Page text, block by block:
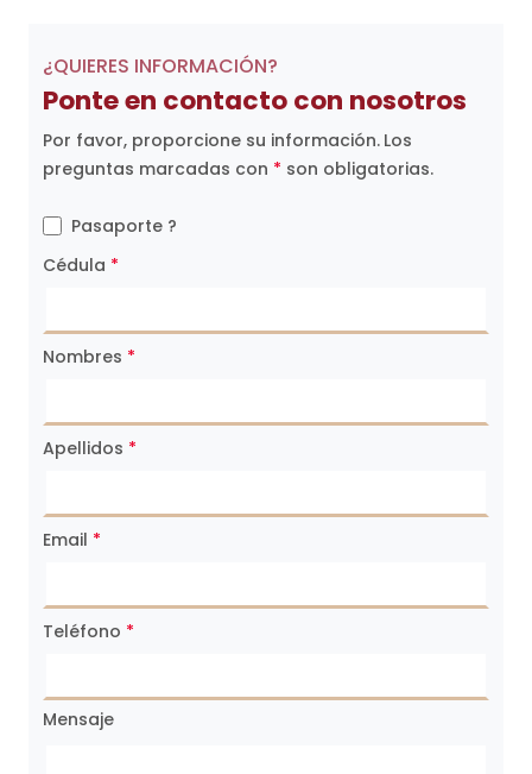
¿QUIERES INFORMACIÓN?
Ponte en contacto con nosotros
Por favor, proporcione su información. Los
preguntas marcadas con * son obligatorias.
Pasaporte ?
Cédula *
Nombres *
Apellidos *
Email *
Teléfono *
Mensaje